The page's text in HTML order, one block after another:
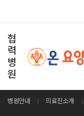
협
력
병
원
병원안내 의료진소개